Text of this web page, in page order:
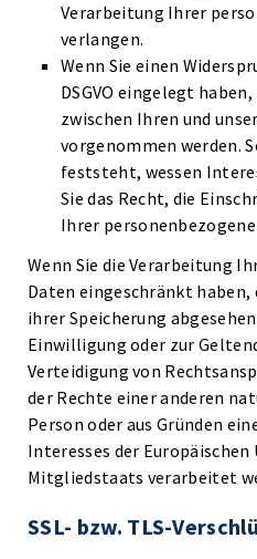
Verarbeitung Ihrer
verlangen.
Wenn Sie einen
DSGVO eingelegt
zwischen Ihren und
vorgenommen werden.
feststeht, wessen
Sie das Recht, die
Ihrer
Wenn Sie die Verarbeitung
Daten eingeschränkt haben,
ihrer Speicherung
Einwilligung oder zur
Verteidigung von
der Rechte einer anderen
Person oder aus Gründen
Interesses der Europäischen
Mitgliedstaats verarbeitet
SSL- bzw. TLS-